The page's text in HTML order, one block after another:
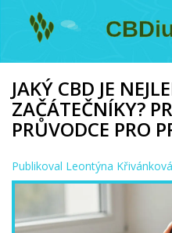
JAKÝ CBD JE
ZAČÁTEČNÍKY?
PRŮVODCE PRO
Publikoval Leontýna Křivánková